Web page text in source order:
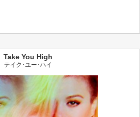
Take You High
テイク･ユー･ハイ